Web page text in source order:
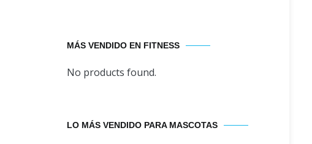
MÁS VENDIDO EN FITNESS
No products found.
LO MÁS VENDIDO PARA MASCOTAS